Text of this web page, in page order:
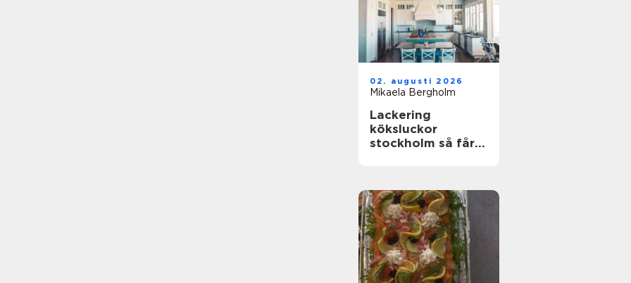
02. augusti 2026
Mikaela Bergholm
Lackering
köksluckor
stockholm så får